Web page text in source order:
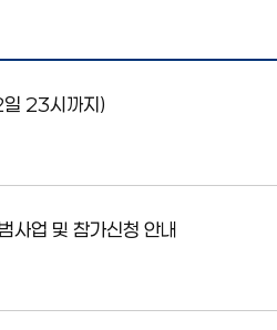
23시까지)
사업 및 참가신청 안내